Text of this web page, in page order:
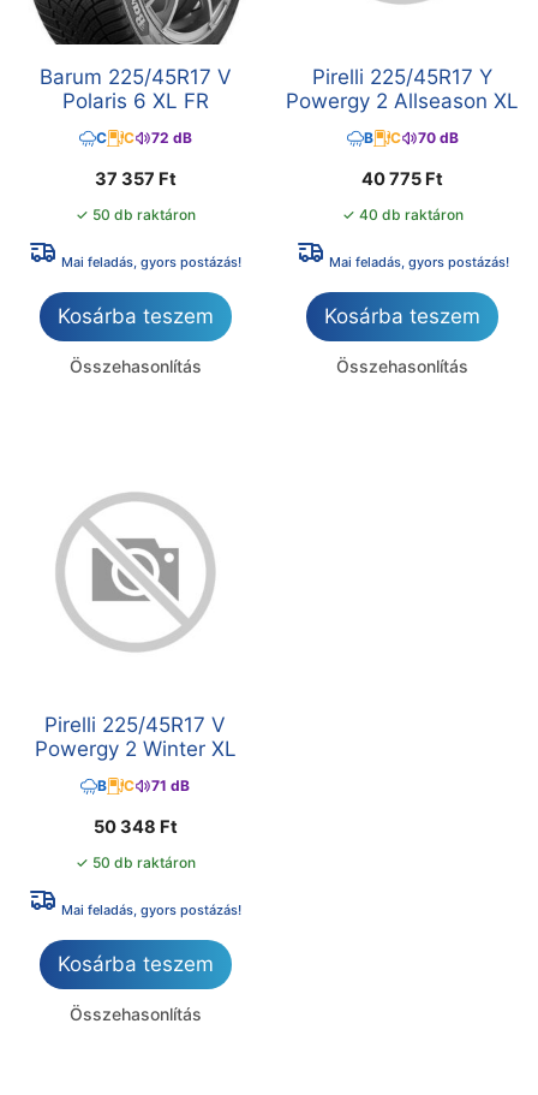
Barum 225/45R17 V
Polaris 6 XL FR
C C 72 dB
37 357 Ft
✓ 50 db raktáron
Mai feladás, gyors postázás!
Kosárba teszem
Összehasonlítás
Pirelli 225/45R17 Y
Powergy 2 Allseason XL
B C 70 dB
40 775 Ft
✓ 40 db raktáron
Mai feladás, gyors postázás!
Kosárba teszem
Összehasonlítás
Pirelli 225/45R17 V
Powergy 2 Winter XL
B C 71 dB
50 348 Ft
✓ 50 db raktáron
Mai feladás, gyors postázás!
Kosárba teszem
Összehasonlítás